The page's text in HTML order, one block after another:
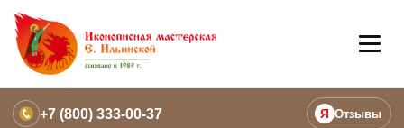
+7 (800) 333-00-37 Я Отзывы